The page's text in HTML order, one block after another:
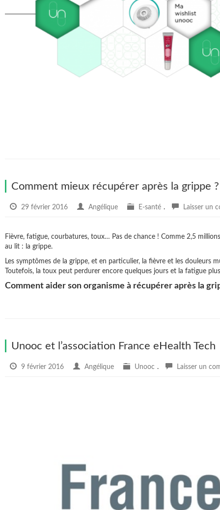
Comment mieux récupérer après la grippe ?
29 février 2016 Angélique E-santé . Laisser un
Fièvre, fatigue, courbatures, toux… Pas de chance ! Comme 2,5
au lit : la grippe.
Les symptômes de la grippe, et en particulier, la fièvre et les douleurs
Toutefois, la toux peut perdurer encore quelques jours et la fatigue
Comment aider son organisme à récupérer après la
Unooc et l’association France eHealth Tech
9 février 2016 Angélique Unooc . Laisser un